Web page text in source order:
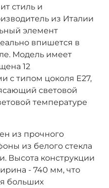
стиль и
из Италии
элемент
впишется в
Модель имеет
12
с типом цоколя E27,
световой
температуре
из прочного
из белого стекла
Высота конструкции
- 740 мм, что
больших